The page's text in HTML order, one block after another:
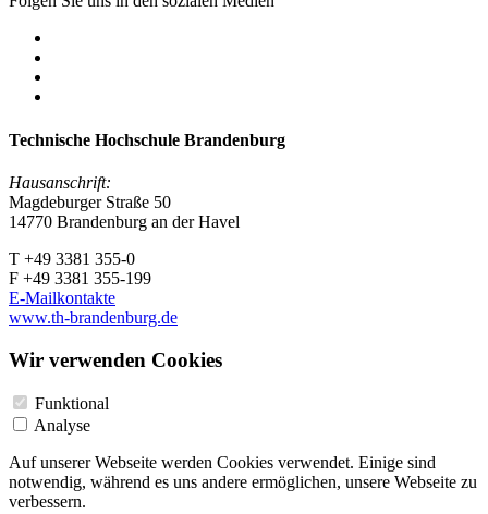
Technische Hochschule Brandenburg
Hausanschrift:
Magdeburger Straße 50
14770 Brandenburg an der Havel
T +49 3381 355-0
F +49 3381 355-199
E-Mailkontakte
www.th-brandenburg.de
Wir verwenden Cookies
Funktional
Analyse
Auf unserer Webseite werden Cookies verwendet. Einige sind
notwendig, während es uns andere ermöglichen, unsere Webseite zu
verbessern.